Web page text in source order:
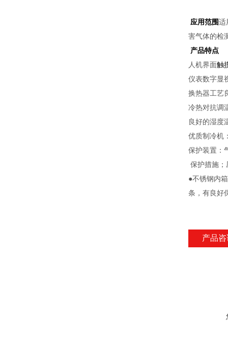
应用范围适
害气体的检
产品特点
人机界面触
仪表数字显
换热器工艺
冷热对抗调
良好的湿度
优质制冷机
保护装置：
保护措施；
●不锈钢内
条，有良好
产品